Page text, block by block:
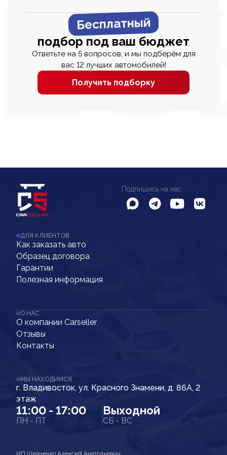
Бесплатный
подбор под ваш бюджет
Ответьте на 5 вопросов, и мы подберём для
вас 12 лучших автомобилей!
Получить подборку
Подпишись на нас
ДЛЯ КЛИЕНТОВ
Как заказать авто
Образец договора
Гарантии
Полезная информация
О НАС
О компании Carseller
Отзывы
Контакты
МЫ НАХОДИМСЯ
г. Владивосток, ул. Красного Знамени, д. 86А, 2
этаж
11:00 - 17:00
ПН - ПТ
Выходной
СБ - ВС
ИП Шевченко Алексей Анатольевич